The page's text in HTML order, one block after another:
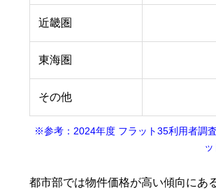
近畿圏
東海圏
その他
※参考：2024年度 フラット35利用者調
都市部では物件価格が高い傾向にあ